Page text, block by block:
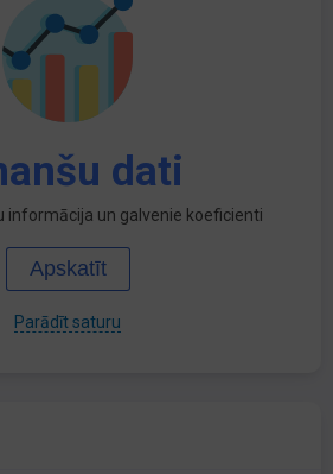
dati
informācija un galvenie koeficienti
Apskatīt
Parādīt saturu